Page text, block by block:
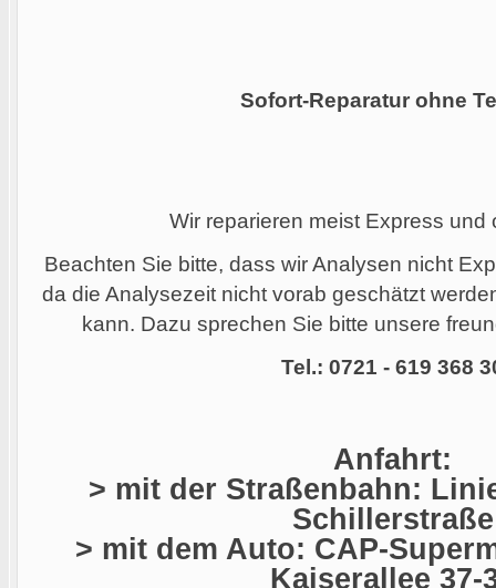
Sofort-Reparatur ohne
Wir reparieren meist Express und
Beachten Sie bitte, dass wir Analysen nicht
da die Analysezeit nicht vorab geschätzt
kann. Dazu sprechen Sie bitte unsere
Tel.: 0721 - 619 368
Anfahrt:
> mit der Straßenbahn:
Schillerstraße
> mit dem Auto: CAP-
Kaiserallee 37-